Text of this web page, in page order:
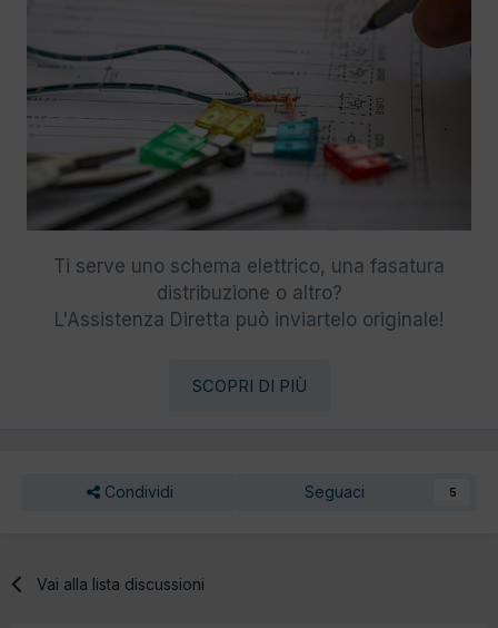
Ti serve uno schema elettrico, una fasatura
distribuzione o altro?
L'Assistenza Diretta può inviartelo originale!
SCOPRI DI PIÙ
Condividi Seguaci 5
Vai alla lista discussioni